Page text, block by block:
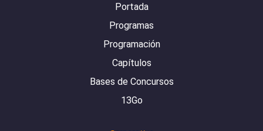
Portada
Programas
Programación
Capítulos
Bases de Concursos
13Go